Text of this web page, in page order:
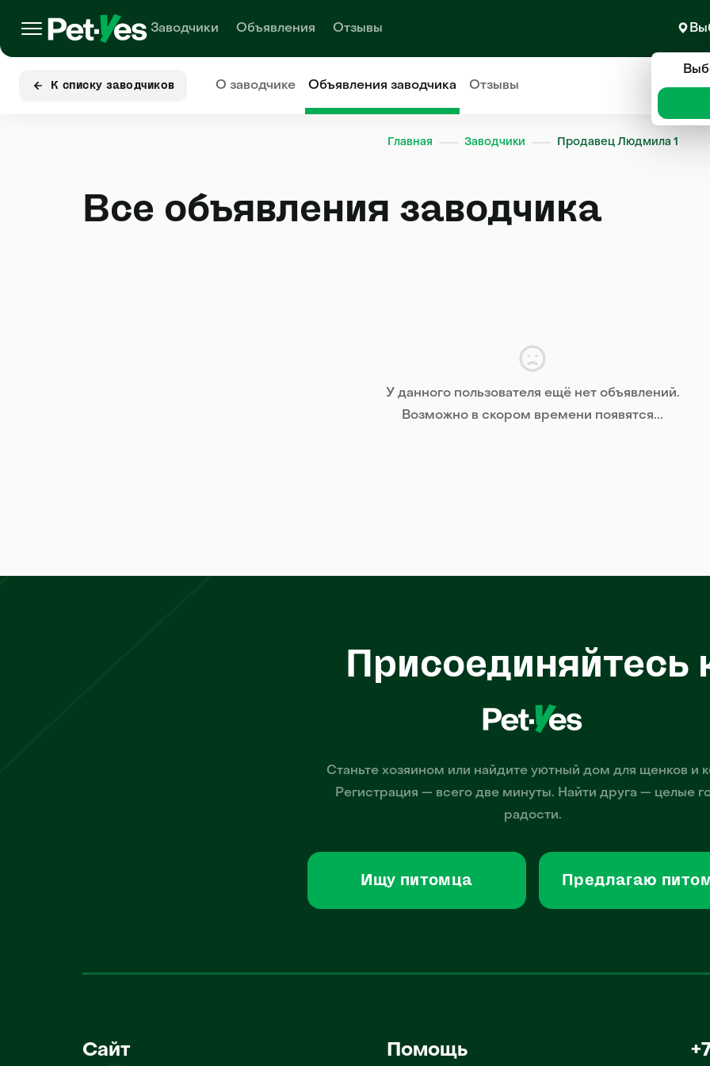
Заводчики Объявления Отзывы
К списку заводчиков О заводчике Объявлениязаводчика Отзывы
Главная Заводчики Продавец Людмила 1
Все объявления заводчика
У данного пользователя ещё нет объявлений.
Возможно в скором времени появятся...
Присоединяйтесь
Станьте хозяином или найдите уютный дом для щенков и
Регистрация — всего две минуты. Найти друга — целые
радости.
Ищу питомца Предлагаю
Сайт Помощь